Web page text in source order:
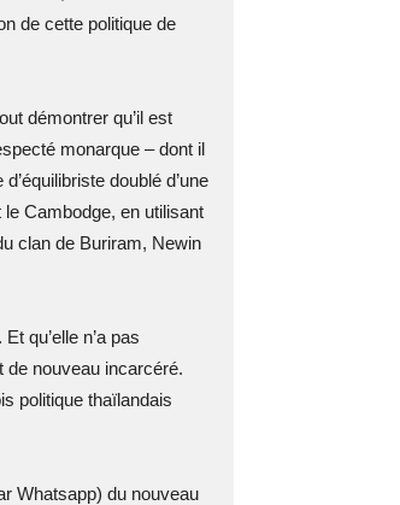
de cette politique de
démontrer qu’il est
monarque – dont il
doublé d’une
Cambodge, en utilisant
clan de Buriram, Newin
qu’elle n’a pas
de nouveau incarcéré.
politique thaïlandais
Whatsapp) du nouveau